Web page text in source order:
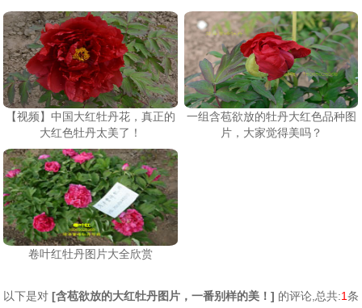
【视频】中国大红牡丹花，真正的
大红色牡丹太美了！
一组含苞欲放的牡丹大红色品种图
片，大家觉得美吗？
卷叶红牡丹图片大全欣赏
以下是对 [含苞欲放的大红牡丹图片，一番别样的美！ ] 的评论,总共:1条